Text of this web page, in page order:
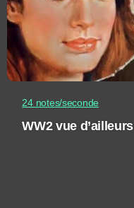
24 notes/seconde
WW2 vue d’ailleurs